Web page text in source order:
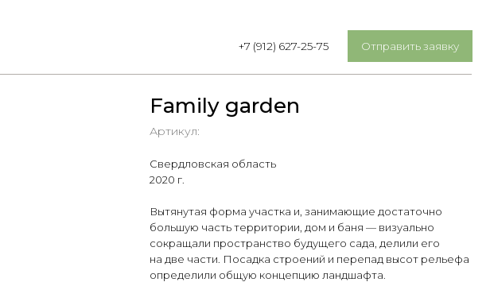
Отправить заявку
Family garden
Артикул:
Свердловская область
2020 г.
Вытянутая форма участка и, занимающие достаточно
большую часть территории, дом и баня — визуально
сокращали пространство будущего сада, делили его
на две части. Посадка строений и перепад высот рельефа
определили общую концепцию ландшафта.